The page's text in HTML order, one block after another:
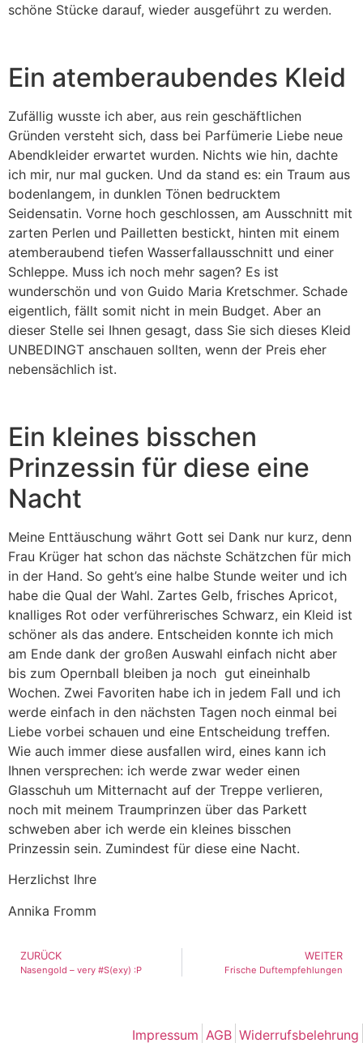
schöne Stücke darauf, wieder ausgeführt zu werden.
Ein atemberaubendes Kleid
Zufällig wusste ich aber, aus rein geschäftlichen
Gründen versteht sich, dass bei Parfümerie Liebe neue
Abendkleider erwartet wurden. Nichts wie hin, dachte
ich mir, nur mal gucken. Und da stand es: ein Traum aus
bodenlangem, in dunklen Tönen bedrucktem
Seidensatin. Vorne hoch geschlossen, am Ausschnitt mit
zarten Perlen und Pailletten bestickt, hinten mit einem
atemberaubend tiefen Wasserfallausschnitt und einer
Schleppe. Muss ich noch mehr sagen? Es ist
wunderschön und von Guido Maria Kretschmer. Schade
eigentlich, fällt somit nicht in mein Budget. Aber an
dieser Stelle sei Ihnen gesagt, dass Sie sich dieses Kleid
UNBEDINGT anschauen sollten, wenn der Preis eher
nebensächlich ist.
Ein kleines bisschen
Prinzessin für diese eine
Nacht
Meine Enttäuschung währt Gott sei Dank nur kurz, denn
Frau Krüger hat schon das nächste Schätzchen für mich
in der Hand. So geht’s eine halbe Stunde weiter und ich
habe die Qual der Wahl. Zartes Gelb, frisches Apricot,
knalliges Rot oder verführerisches Schwarz, ein Kleid ist
schöner als das andere. Entscheiden konnte ich mich
am Ende dank der großen Auswahl einfach nicht aber
bis zum Opernball bleiben ja noch gut eineinhalb
Wochen. Zwei Favoriten habe ich in jedem Fall und ich
werde einfach in den nächsten Tagen noch einmal bei
Liebe vorbei schauen und eine Entscheidung treffen.
Wie auch immer diese ausfallen wird, eines kann ich
Ihnen versprechen: ich werde zwar weder einen
Glasschuh um Mitternacht auf der Treppe verlieren,
noch mit meinem Traumprinzen über das Parkett
schweben aber ich werde ein kleines bisschen
Prinzessin sein. Zumindest für diese eine Nacht.
Herzlichst Ihre
Annika Fromm
ZURÜCK
Nasengold – very #S(exy) :P
WEITER
Frische Duftempfehlungen
Impressum AGB Widerrufsbelehrung